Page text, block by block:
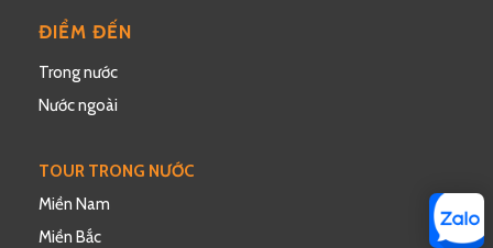
ĐIỂM ĐẾN
Trong nước
Nước ngoài
TOUR TRONG NƯỚC
Miền Nam
Miền Bắc